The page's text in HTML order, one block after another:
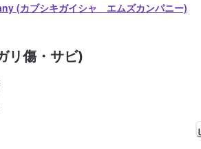
(カブシキガイシャ エムズカンパニー)
リ傷・サビ)